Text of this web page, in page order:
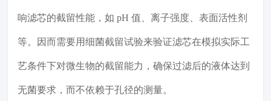
响滤芯的截留性能，如 pH 值、离子强度、表面活性剂
等。因而需要用细菌截留试验来验证滤芯在模拟实际工
艺条件下对微生物的截留能力，确保过滤后的液体达到
无菌要求，而不依赖于孔径的测量。